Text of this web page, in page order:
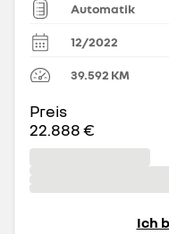
Automatik
12/2022
39.592 KM
Preis
22.888 €
Ich